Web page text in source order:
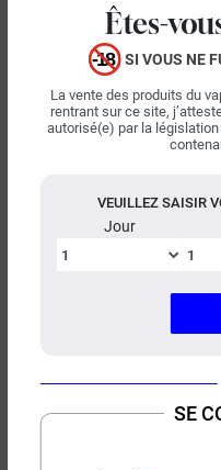
Êtes-
SI VOUS NE
La vente des produits du
rentrant sur ce site,
autorisé(e) par la
VEUILLEZ SAISIR
Jour
SE